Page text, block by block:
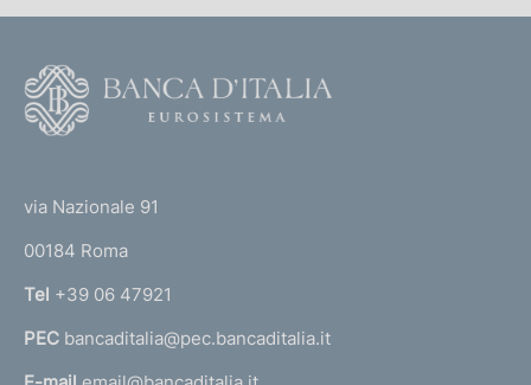
r
n
a
l
via Nazionale 91
00184 Roma
Tel +39 06 47921
PEC bancaditalia@pec.bancaditalia.it